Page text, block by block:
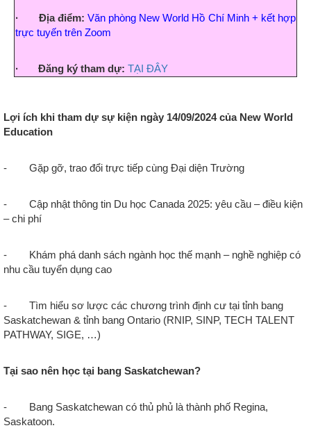
· Địa điểm: Văn phòng New World Hồ Chí Minh + kết hợp
trực tuyến trên Zoom
· Đăng ký tham dự: TẠI ĐÂY
Lợi ích khi tham dự sự kiện ngày 14/09/2024 của New World
Education
- Gặp gỡ, trao đổi trực tiếp cùng Đại diện Trường
- Cập nhật thông tin Du học Canada 2025: yêu cầu – điều kiện
– chi phí
- Khám phá danh sách ngành học thế mạnh – nghề nghiệp có
nhu cầu tuyển dụng cao
- Tìm hiểu sơ lược các chương trình định cư tại tỉnh bang
Saskatchewan & tỉnh bang Ontario (RNIP, SINP, TECH TALENT
PATHWAY, SIGE, …)
Tại sao nên học tại bang Saskatchewan?
- Bang Saskatchewan có thủ phủ là thành phố Regina,
Saskatoon.